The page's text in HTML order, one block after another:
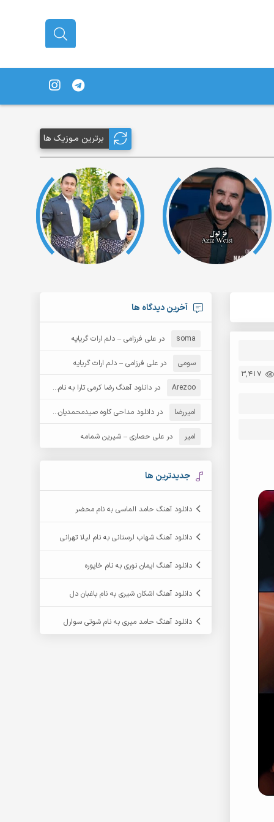
برترین مـوزیک ها
3,417
آخرین دیدگاه ها
soma درعلی فرزامی – دلم ارات گریایه
سومی درعلی فرزامی – دلم ارات گریایه
Arezoo دردانلود آهنگ رضا کرمی تارا به نام قمار
امیررضا دردانلود مداحی کاوه صیدمحمدیان به نام سردار باوفا
امیر درعلی حصاری – شیرین شمامه
جدیدترین ها
دانلود آهنگ حامد الماسی به نام محضر
دانلود آهنگ شهاب لرستانی به نام لیلا تهرانی
دانلود آهنگ ایمان نوری به نام خاپوره
دانلود آهنگ اشکان شیری به نام باغبان دل
دانلود آهنگ حامد میری به نام شوتی سوارل